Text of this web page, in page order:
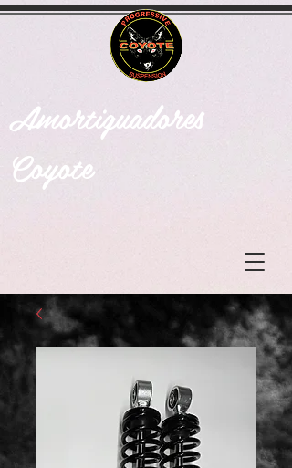
Amortiguadores
Coyote